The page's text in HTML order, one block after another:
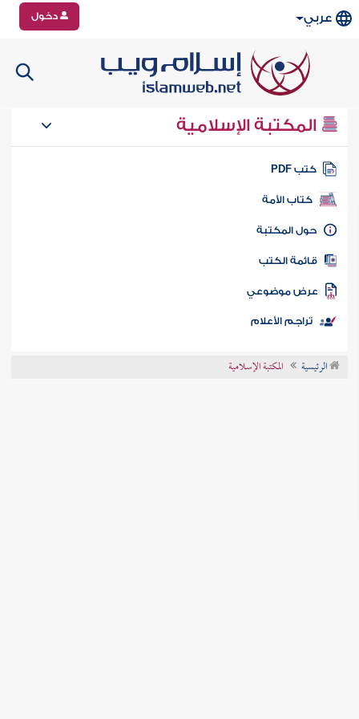
عربي دخول
المكتبة الإسلامية
كتب PDF
كتاب الأمة
المكتبة
الكتب
موضوعي
تراجم الأعلام
الرئيسية المكتبة الإسلامية